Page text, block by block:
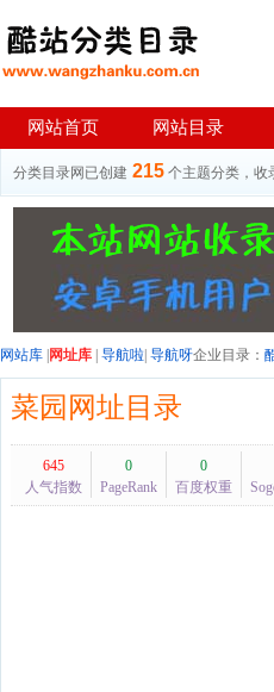
网站首页 网站目录
分类目录网已创建 215 个主题分类，收
网站库 网址库 导航啦 导航呀企业目录：
菜园网址目录
645
人气指数
0
PageRank
0
百度权重